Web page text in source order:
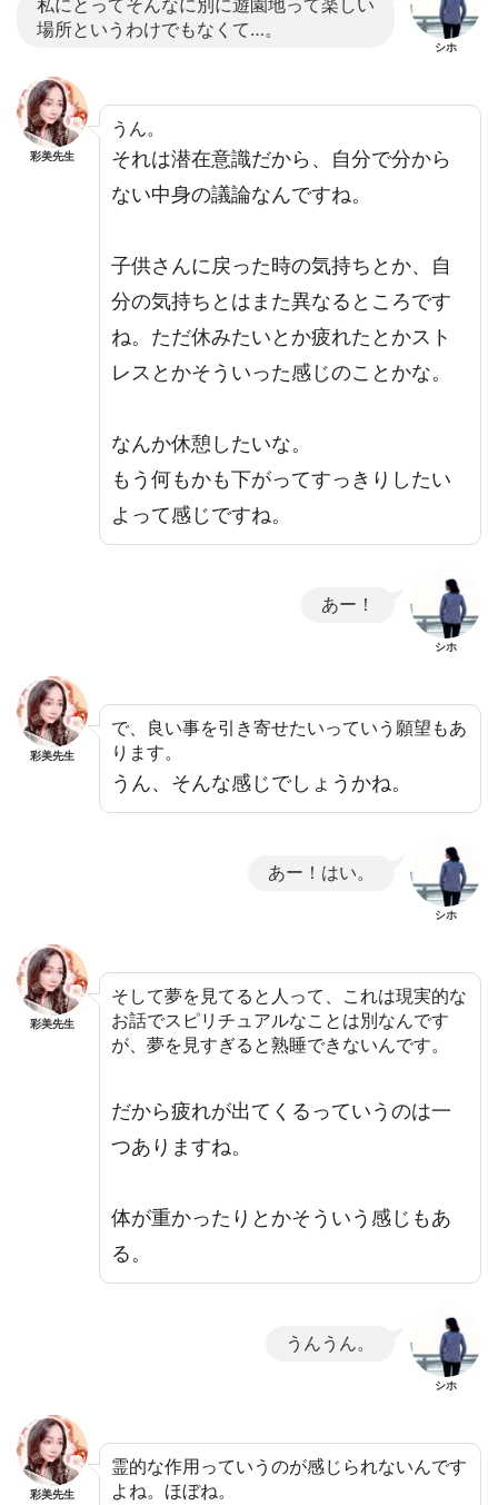
場所というわけでもなくて…。
シホ
彩美先生
うん。
それは潜在意識だから、自分で分から
ない中身の議論なんですね。
子供さんに戻った時の気持ちとか、自
分の気持ちとはまた異なるところです
ね。ただ休みたいとか疲れたとかスト
レスとかそういった感じのことかな。
なんか休憩したいな。
もう何もかも下がってすっきりしたい
よって感じですね。
あー！
シホ
彩美先生
で、良い事を引き寄せたいっていう願望もあ
ります。
うん、そんな感じでしょうかね。
あー！はい。
シホ
彩美先生
そして夢を見てると人って、これは現実的な
お話でスピリチュアルなことは別なんです
が、夢を見すぎると熟睡できないんです。
だから疲れが出てくるっていうのは一
つありますね。
体が重かったりとかそういう感じもあ
る。
うんうん。
シホ
彩美先生
霊的な作用っていうのが感じられないんです
よね。ほぼね。